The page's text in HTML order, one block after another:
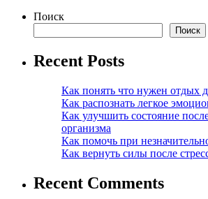
Поиск
Поиск
Recent Posts
Как понять что нужен отдых
Как распознать легкое
Как улучшить состояние
организма
Как помочь при
Как вернуть силы после
Recent Comments